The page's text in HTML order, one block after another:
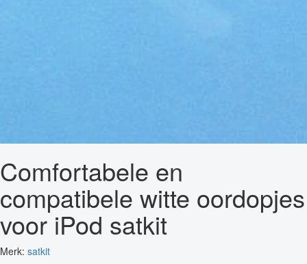
Comfortabele en
compatibele witte oordopjes
voor iPod satkit
Merk: satkit